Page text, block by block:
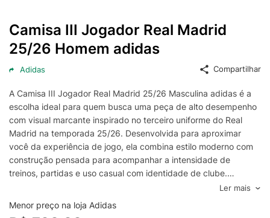
Camisa III Jogador Real Madrid
25/26 Homem adidas
Adidas Compartilhar
A Camisa III Jogador Real Madrid 25/26 Masculina adidas é a
escolha ideal para quem busca uma peça de alto desempenho
com visual marcante inspirado no terceiro uniforme do Real
Madrid na temporada 25/26. Desenvolvida para aproximar
você da experiência de jogo, ela combina estilo moderno com
construção pensada para acompanhar a intensidade de
treinos, partidas e uso casual com identidade de clube.
Com modelagem “jogador” (player version), essa camisa
entrega caimento mais ajustado ao corpo e sensação esportiva,
favorecendo mobilidade e conforto durante o movimento. O
Ler mais
Menor preço na loja Adidas